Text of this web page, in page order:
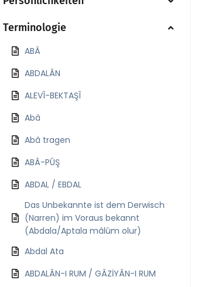
Terminologie
ABÂ
ABDALÂN
ALEVÎ-BEKTAŞÎ
Abâ
Abâ tragen
ABÂ-PÛŞ
ABDAL / EBDAL
Das Unbekannte ist dem Derwisch
(Narren) im Voraus bekannt
(Abdala/Aptala mâlûm olur)
Abdal Ata
ABDALÂN-I RUM / GÂZİYÂN-I RUM